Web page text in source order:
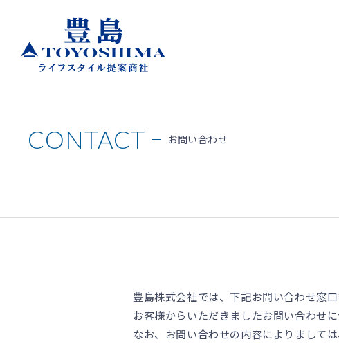
CONTACT お問い合わせ
豊島株式会社では、下記お問い合わせ窓口
お客様からいただきましたお問い合わせ
なお、お問い合わせの内容によりまして